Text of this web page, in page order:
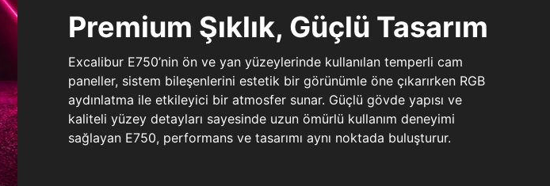
Premium Şıklık, Güçlü Tasarım
Excalibur E750’nin ön ve yan yüzeylerinde kullanılan temperli cam
paneller, sistem bileşenlerini estetik bir görünümle öne çıkarırken RGB
aydınlatma ile etkileyici bir atmosfer sunar. Güçlü gövde yapısı ve
kaliteli yüzey detayları sayesinde uzun ömürlü kullanım deneyimi
sağlayan E750, performans ve tasarımı aynı noktada buluşturur.